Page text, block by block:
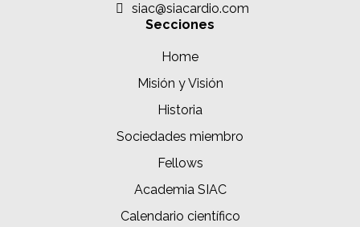
siac@siacardio.com
Secciones
Home
Misión y Visión
Historia
Sociedades miembro
Fellows
Academia SIAC
Calendario científico